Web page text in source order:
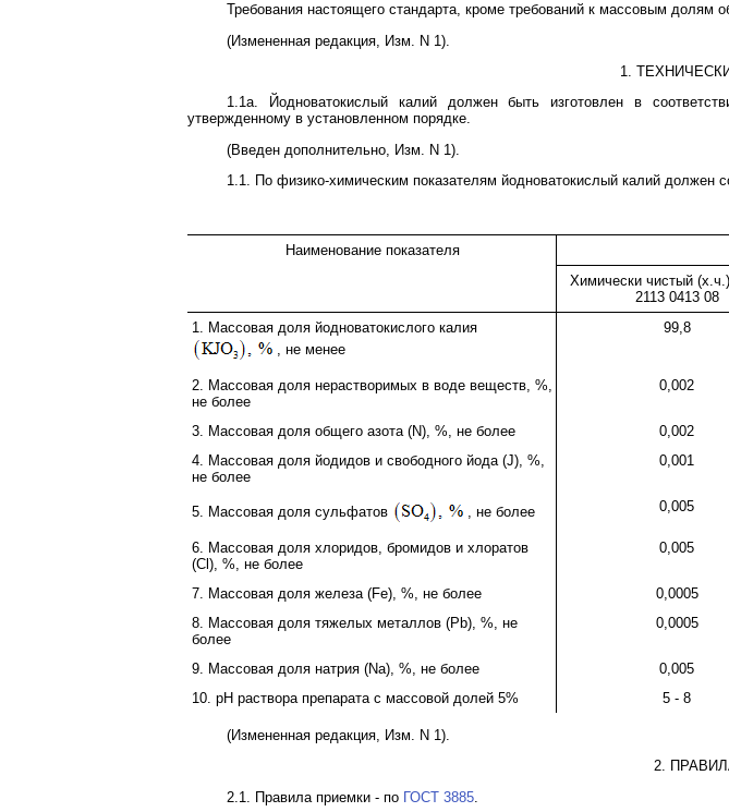
Требования настоящего стандарта, кроме требований к массовым долям
(Измененная редакция, Изм. N 1).
1.
1.1а. Йодноватокислый калий должен быть изготовлен в
утвержденному в установленном порядке.
(Введен дополнительно, Изм. N 1).
1.1. По физико-химическим показателям йодноватокислый калий должен
Наименование показателя
Химически чистый
2113 0413 08
1. Массовая доля йодноватокислого калия
, не менее
99,8
2. Массовая доля нерастворимых в воде веществ, %,
не более
0,002
3. Массовая доля общего азота (N), %, не более 0,002
4. Массовая доля йодидов и свободного йода (J), %,
не более
0,001
5. Массовая доля сульфатов , не более 0,005
6. Массовая доля хлоридов, бромидов и хлоратов
(Cl), %, не более
0,005
7. Массовая доля железа (Fe), %, не более 0,0005
8. Массовая доля тяжелых металлов (Pb), %, не
более
0,0005
9. Массовая доля натрия (Na), %, не более 0,005
10. pH раствора препарата с массовой долей 5%
5 - 8
(Измененная редакция, Изм. N 1).
2.
2.1. Правила приемки - по ГОСТ 3885